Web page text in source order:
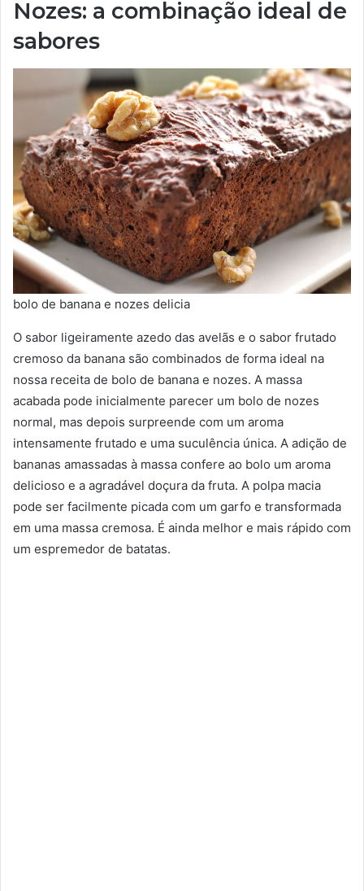
Nozes: a combinação ideal de
sabores
bolo de banana e nozes delicia
O sabor ligeiramente azedo das avelãs e o sabor frutado
cremoso da banana são combinados de forma ideal na
nossa receita de bolo de banana e nozes. A massa
acabada pode inicialmente parecer um bolo de nozes
normal, mas depois surpreende com um aroma
intensamente frutado e uma suculência única. A adição de
bananas amassadas à massa confere ao bolo um aroma
delicioso e a agradável doçura da fruta. A polpa macia
pode ser facilmente picada com um garfo e transformada
em uma massa cremosa. É ainda melhor e mais rápido com
um espremedor de batatas.